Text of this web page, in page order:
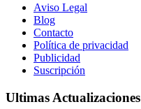
Aviso Legal
Blog
Contacto
Política de privacidad
Publicidad
Suscripción
Ultimas Actualizaciones